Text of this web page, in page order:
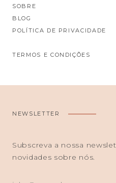
SOBRE
BLOG
POLÍTICA DE PRIVACIDADE
TERMOS E CONDIÇÕES
NEWSLETTER
Subscreva a nossa
novidades sobre nós.